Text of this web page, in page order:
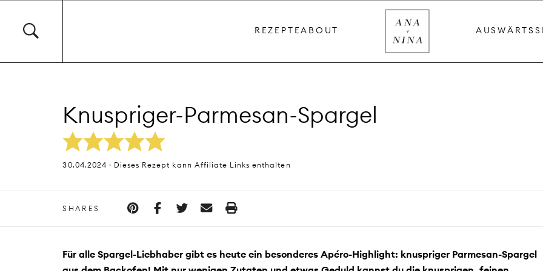
REZEPTEABOUT AUSWÄRTS
Knuspriger-Parmesan-Spargel
30.04.2024 · Dieses Rezept kann Affiliate Links enthalten
SHARES
Für alle Spargel-Liebhaber gibt es heute ein besonderes Apéro-Highlight: knuspriger Parmesan-Spargel